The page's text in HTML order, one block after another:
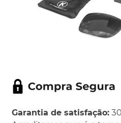
Garantia de satisfação: